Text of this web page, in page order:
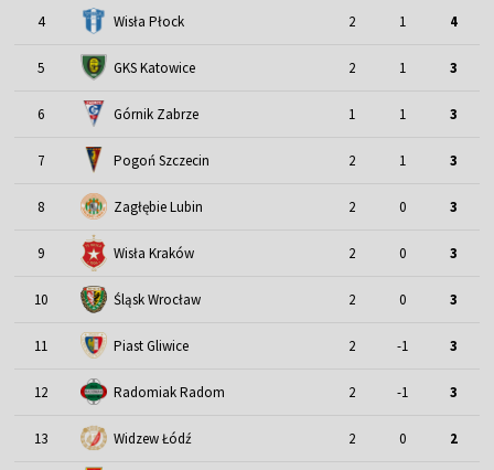
4 Wisła Płock 2 1 4
5 GKS Katowice 2 1 3
6 Górnik Zabrze 1 1 3
7 Pogoń Szczecin 2 1 3
8 Zagłębie Lubin 2 0 3
9 Wisła Kraków 2 0 3
10 Śląsk Wrocław 2 0 3
11 Piast Gliwice 2 -1 3
12 Radomiak Radom 2 -1 3
13 Widzew Łódź 2 0 2